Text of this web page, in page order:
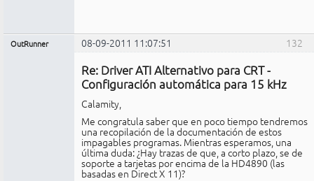
132
OutRunner 08-09-2011 11:07:51
Re: Driver ATI Alternativo para CRT -
Configuración automática para 15 kHz
Calamity,
Me congratula saber que en poco tiempo tendremos
una recopilación de la documentación de estos
impagables programas. Mientras esperamos, una
última duda: ¿Hay trazas de que, a corto plazo, se de
soporte a tarjetas por encima de la HD4890 (las
basadas en Direct X 11)?